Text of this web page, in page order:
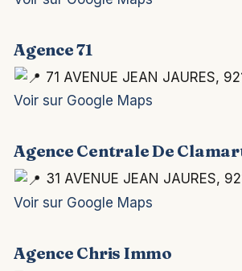
Agence 71
71 AVENUE JEAN JAURES,
Voir sur Google Maps
Agence Centrale De
31 AVENUE JEAN JAURES,
Voir sur Google Maps
Agence Chris Immo